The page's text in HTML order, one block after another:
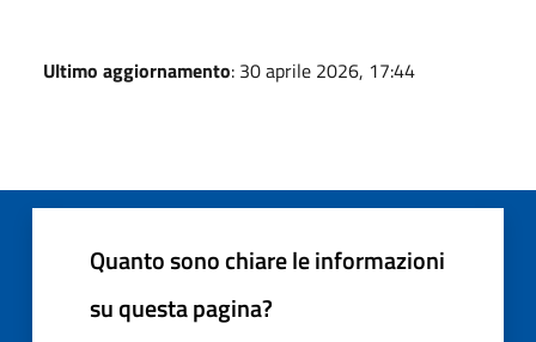
Ultimo aggiornamento: 30 aprile 2026, 17:44
Quanto sono chiare le informazioni
su questa pagina?